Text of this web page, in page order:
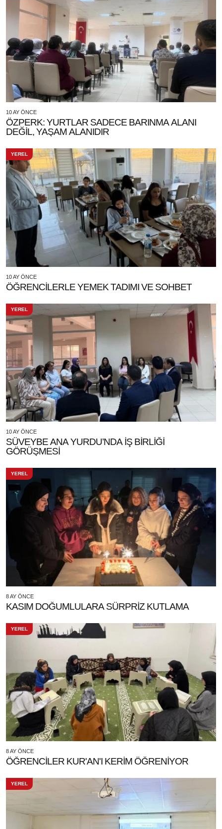
10 AY ÖNCE
ÖZPERK: YURTLAR SADECE BARINMA ALANI
DEĞİL, YAŞAM ALANIDIR
YEREL
10 AY ÖNCE
ÖĞRENCİLERLE YEMEK TADIMI VE SOHBET
YEREL
10 AY ÖNCE
SÜVEYBE ANA YURDU’NDA İŞ BİRLİĞİ
GÖRÜŞMESİ
YEREL
8 AY ÖNCE
KASIM DOĞUMLULARA SÜRPRİZ KUTLAMA
YEREL
8 AY ÖNCE
ÖĞRENCİLER KUR'AN'I KERİM ÖĞRENİYOR
YEREL